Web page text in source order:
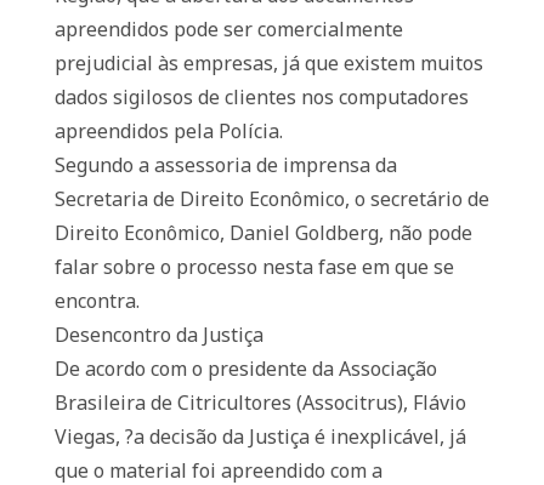
apreendidos pode ser comercialmente
prejudicial às empresas, já que existem muitos
dados sigilosos de clientes nos computadores
apreendidos pela Polícia.
Segundo a assessoria de imprensa da
Secretaria de Direito Econômico, o secretário de
Direito Econômico, Daniel Goldberg, não pode
falar sobre o processo nesta fase em que se
encontra.
Desencontro da Justiça
De acordo com o presidente da Associação
Brasileira de Citricultores (Associtrus), Flávio
Viegas, ?a decisão da Justiça é inexplicável, já
que o material foi apreendido com a